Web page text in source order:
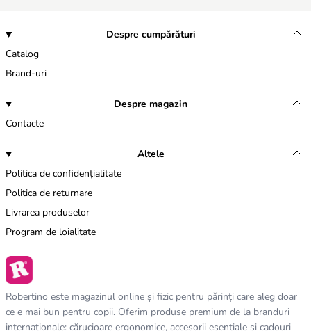
Despre cumpărături
Catalog
Brand-uri
Despre magazin
Contacte
Altele
Politica de confidențialitate
Politica de returnare
Livrarea produselor
Program de loialitate
Robertino este magazinul online și fizic pentru părinți care aleg doar
ce e mai bun pentru copii. Oferim produse premium de la branduri
internaționale: cărucioare ergonomice, accesorii esențiale și cadouri